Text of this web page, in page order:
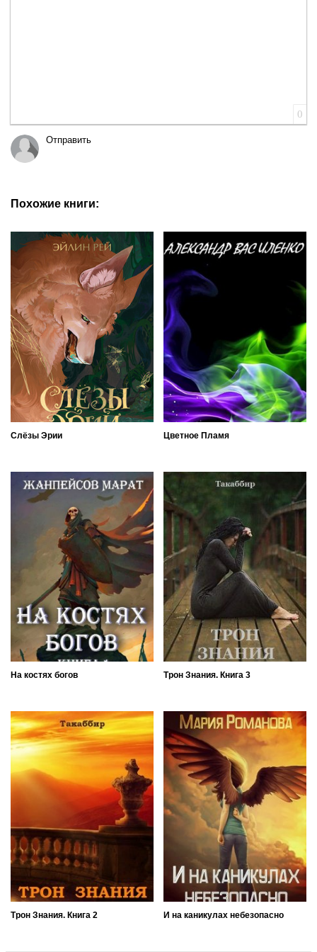
0
Отправить
Похожие книги:
Слёзы Эрии Цветное Пламя
На костях богов Трон Знания. Книга 3
Трон Знания. Книга 2 И на каникулах небезопасно